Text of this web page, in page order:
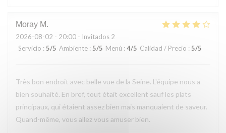
Moray M
2026-08-02 - 20:00 - Invitados 2
Servicio : 5/5 Ambiente : 5/5 Menú : 4/5 Calidad / Precio : 5/5
Très bon endroit avec belle vue de la Seine. L'équipe nous a
bien souhaité. En bref, tout était excellent sauf les plats
principaux, qui étaient assez bien mais manquaient de saveur.
Quand-même, vous allez vous amuser bien.